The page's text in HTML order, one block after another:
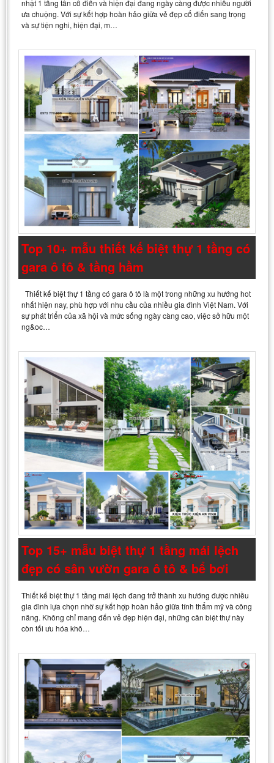
nhật 1 tầng tân cổ điển và hiện đại đang ngày càng được nhiều người
ưa chuộng. Với sự kết hợp hoàn hảo giữa vẻ đẹp cổ điển sang trọng
và sự tiện nghi, hiện đại, m…
Top 10+ mẫu thiết kế biệt thự 1 tầng có
gara ô tô & tầng hầm
Thiết kế biệt thự 1 tầng có gara ô tô là một trong những xu hướng hot
nhất hiện nay, phù hợp với nhu cầu của nhiều gia đình Việt Nam. Với
sự phát triển của xã hội và mức sống ngày càng cao, việc sở hữu một
ng&oc…
Top 15+ mẫu biệt thự 1 tầng mái lệch
đẹp có sân vườn gara ô tô & bể bơi
Thiết kế biệt thự 1 tầng mái lệch đang trở thành xu hướng được nhiều
gia đình lựa chọn nhờ sự kết hợp hoàn hảo giữa tính thẩm mỹ và công
năng. Không chỉ mang đến vẻ đẹp hiện đại, những căn biệt thự này
còn tối ưu hóa khô…